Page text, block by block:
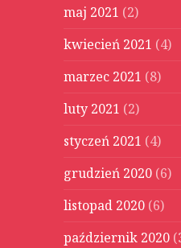
maj 2021 (2)
kwiecień 2021 (4)
marzec 2021 (8)
luty 2021 (2)
styczeń 2021 (4)
grudzień 2020 (6)
listopad 2020 (6)
październik 2020